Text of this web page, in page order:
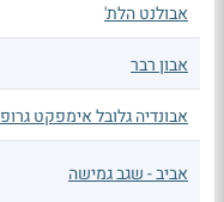
אבולנט הלת'
אבון רבר
אבונדיה גלובל אימפקט גרופ
אביב - שגב גמישה